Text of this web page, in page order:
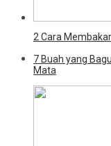
2 Cara
7 Buah yang
Mata